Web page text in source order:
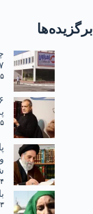
برگزیده‌ها
۱۵
۱۵
۱۴
۱۳